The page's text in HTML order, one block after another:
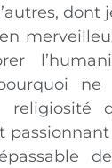
dont
ne
religiosité